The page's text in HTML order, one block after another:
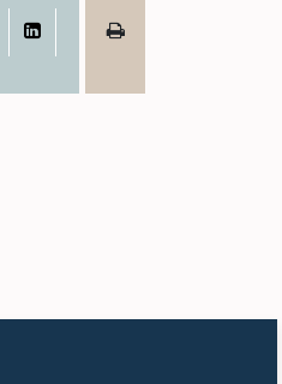
WhatsAppLinkedIn